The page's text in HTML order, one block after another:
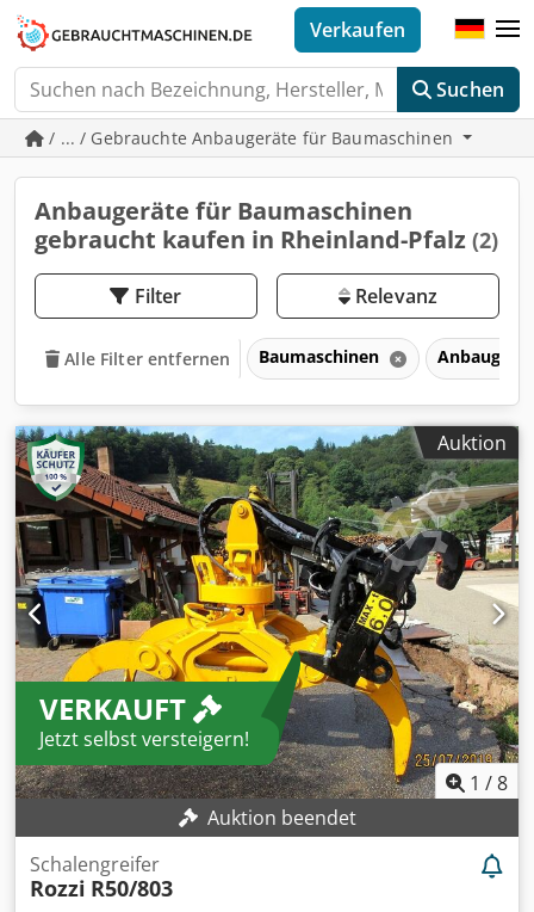
Suchen
Verkaufen
/ ... / Gebrauchte Anbaugeräte für Baumaschinen
Anbaugeräte für Baumaschinen
gebraucht kaufen in Rheinland-Pfalz (2)
Filter Relevanz
Alle Filter entfernen Baumaschinen
Auktion
VERKAUFT
Jetzt selbst versteigern!
1 /8
Auktion beendet
Schalengreifer
Rozzi R50/803